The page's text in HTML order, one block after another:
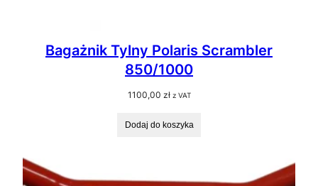
Bagażnik Tylny Polaris Scrambler
850/1000
1100,00 zł z VAT
Dodaj do koszyka